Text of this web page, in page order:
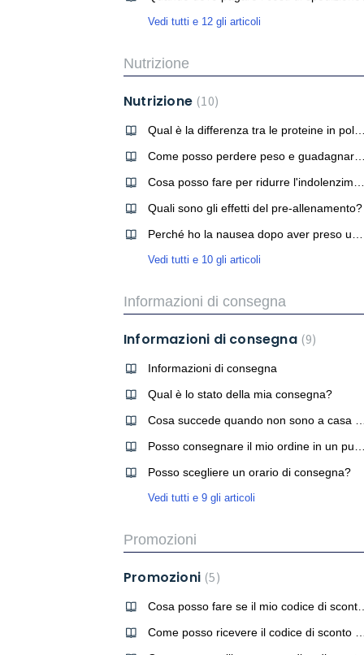
Vedi tutti e 12 gli articoli
Nutrizione
Nutrizione 10
Quali sono gli effetti del pre-allenamento?
Vedi tutti e 10 gli articoli
Informazioni di consegna
Informazioni di consegna 9
Informazioni di consegna
Qual è lo stato della mia consegna?
Posso scegliere un orario di consegna?
Vedi tutti e 9 gli articoli
Promozioni
Promozioni 5